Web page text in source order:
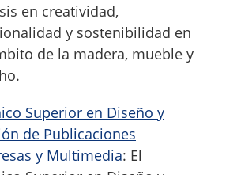
en creatividad,
y sostenibilidad en
de la madera, mueble y
Superior en Diseño y
de Publicaciones
y Multimedia: El